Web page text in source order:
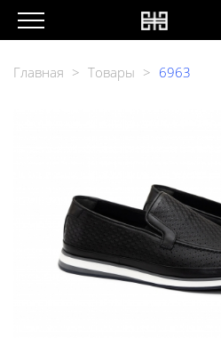
Главная > Товары > 6963